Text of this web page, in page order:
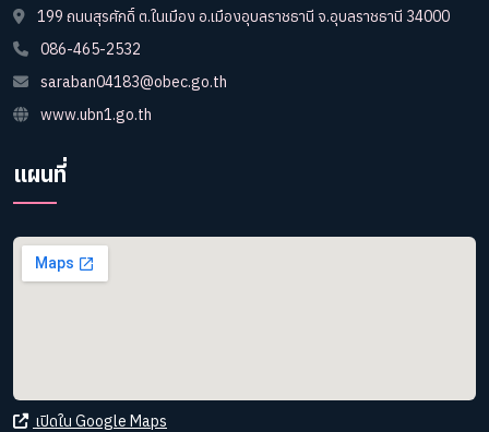
199 ถนนสุรศักดิ์ ต.ในเมือง อ.เมืองอุบลราชธานี จ.อุบลราชธานี 34000
086-465-2532
saraban04183@obec.go.th
www.ubn1.go.th
แผนที่
เปิดใน Google Maps